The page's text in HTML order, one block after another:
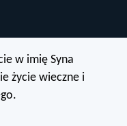
w imię Syna
życie wieczne i